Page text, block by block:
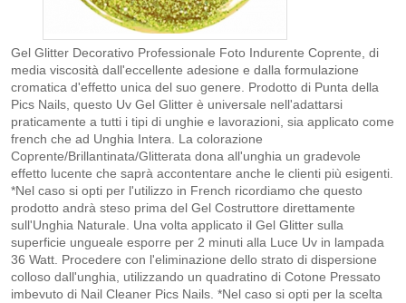
Gel Glitter Decorativo Professionale Foto Indurente Coprente, di
media viscosità dall'eccellente adesione e dalla formulazione
cromatica d'effetto unica del suo genere. Prodotto di Punta della
Pics Nails, questo Uv Gel Glitter è universale nell'adattarsi
praticamente a tutti i tipi di unghie e lavorazioni, sia applicato come
french che ad Unghia Intera. La colorazione
Coprente/Brillantinata/Glitterata dona all'unghia un gradevole
effetto lucente che saprà accontentare anche le clienti più esigenti.
*Nel caso si opti per l'utilizzo in French ricordiamo che questo
prodotto andrà steso prima del Gel Costruttore direttamente
sull'Unghia Naturale. Una volta applicato il Gel Glitter sulla
superficie ungueale esporre per 2 minuti alla Luce Uv in lampada
36 Watt. Procedere con l'eliminazione dello strato di dispersione
colloso dall'unghia, utilizzando un quadratino di Cotone Pressato
imbevuto di Nail Cleaner Pics Nails. *Nel caso si opti per la scelta